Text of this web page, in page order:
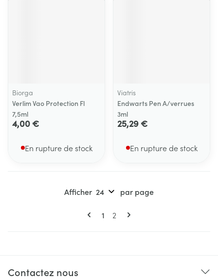
Biorga
Verlim Vao Protection Fl
7,5ml
4,00 €
En rupture de stock
Viatris
Endwarts Pen A/verrues
3ml
25,29 €
En rupture de stock
Pages
Vous lisez actuellement la page
1 Page
2
Afficher par page
Contactez nous